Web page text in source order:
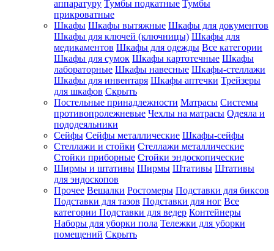
аппаратуру Тумбы подкатные Тумбы
прикроватные
Шкафы Шкафы вытяжные Шкафы для документов
Шкафы для ключей (ключницы) Шкафы для
медикаментов Шкафы для одежды Все категории
Шкафы для сумок Шкафы картотечные Шкафы
лабораторные Шкафы навесные Шкафы-стеллажи
Шкафы для инвентаря Шкафы аптечки Трейзеры
для шкафов Скрыть
Постельные принадлежности Матрасы Системы
противопролежневые Чехлы на матрасы Одеяла и
пододеяльники
Сейфы Сейфы металлические Шкафы-сейфы
Стеллажи и стойки Стеллажи металлические
Стойки приборные Стойки эндоскопические
Ширмы и штативы Ширмы Штативы Штативы
для эндоскопов
Прочее Вешалки Ростомеры Подставки для биксов
Подставки для тазов Подставки для ног Все
категории Подставки для ведер Контейнеры
Наборы для уборки пола Тележки для уборки
помещений Скрыть